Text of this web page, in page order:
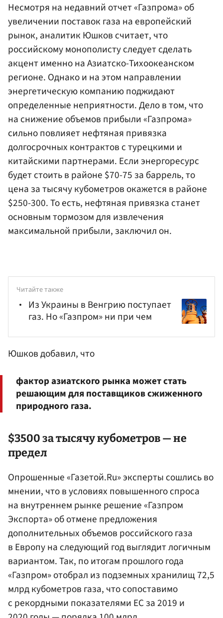
Несмотря на недавний отчет «Газпрома» об
увеличении поставок газа на европейский
рынок, аналитик Юшков считает, что
российскому монополисту следует сделать
акцент именно на Азиатско-Тихоокеанском
регионе. Однако и на этом направлении
энергетическую компанию поджидают
определенные неприятности. Дело в том, что
на снижение объемов прибыли «Газпрома»
сильно повлияет нефтяная привязка
долгосрочных контрактов с турецкими и
китайскими партнерами. Если энергоресурс
будет стоить в районе $70-75 за баррель, то
цена за тысячу кубометров окажется в районе
$250-300. То есть, нефтяная привязка станет
основным тормозом для извлечения
максимальной прибыли, заключил он.
Читайте также
Из Украины в Венгрию поступает
газ. Но «Газпром» ни при чем
Юшков добавил, что
фактор азиатского рынка может стать
решающим для поставщиков сжиженного
природного газа.
$3500 за тысячу кубометров — не
предел
Опрошенные «Газетой.Ru» эксперты сошлись во
мнении, что в условиях повышенного спроса
на внутреннем рынке решение «Газпром
Экспорта» об отмене предложения
дополнительных объемов российского газа
в Европу на следующий год выглядит логичным
вариантом. Так, по итогам прошлого года
«Газпром» отобрал из подземных хранилищ 72,5
млрд кубометров газа, что сопоставимо
с рекордными показателями ЕС за 2019 и